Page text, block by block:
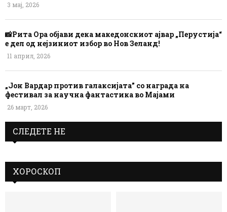
3 мај, 2026
📸Рита Ора објави дека македонскиот ајвар „Перустија“
е дел од нејзиниот избор во Нов Зеланд!
11 април, 2026
„Јон Вардар против галаксијата” со награда на
фестивал за научна фантастика во Мајами
26 март, 2026
СЛЕДЕТЕ НЕ
ХОРОСКОП